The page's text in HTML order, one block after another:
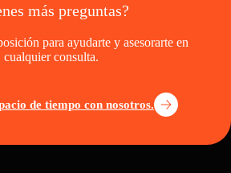
más preguntas?
para ayudarte y asesorarte en
cualquier consulta.
de tiempo con nosotros.